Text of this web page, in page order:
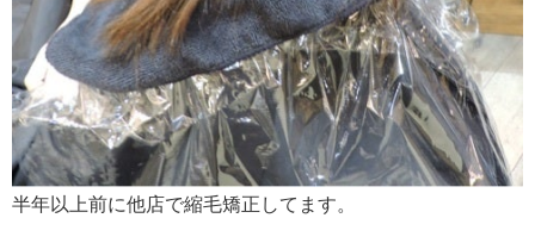
半年以上前に他店で縮毛矯正してます。